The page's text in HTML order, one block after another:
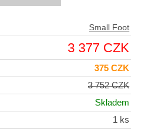
Small Foot
3 377 CZK
375 CZK
3 752 CZK
Skladem
1 ks